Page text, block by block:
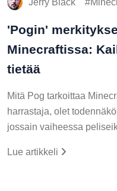
Jerry Black
'Pogin'
Minecraftissa:
tietää
Mitä Pog tarkoittaa
harrastaja, olet
jossain vaiheessa
Lue artikkeli